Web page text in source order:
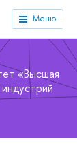
Меню
«Высшая